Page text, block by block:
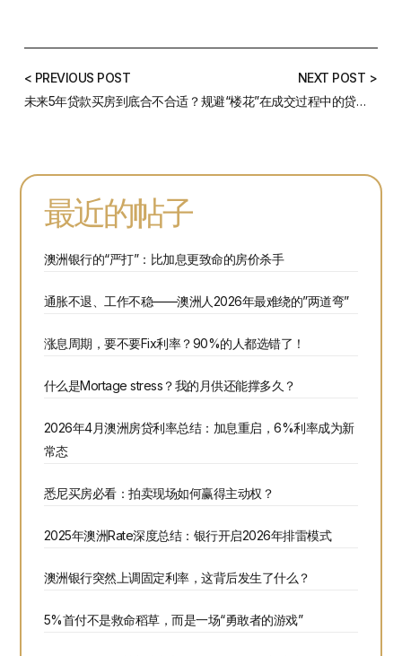
< PREVIOUS POST
未来5年贷款买房到底合不合适？
NEXT POST >
规避“楼花”在成交过程中的贷款风险，请牢记这5点！
最近的帖子
澳洲银行的“严打”：比加息更致命的房价杀手
通胀不退、工作不稳——澳洲人2026年最难绕的”两道弯”
涨息周期，要不要Fix利率？90%的人都选错了！
什么是Mortage stress？我的月供还能撑多久？
2026年4月澳洲房贷利率总结：加息重启，6%利率成为新
常态
悉尼买房必看：拍卖现场如何赢得主动权？
2025年澳洲Rate深度总结：银行开启2026年排雷模式
澳洲银行突然上调固定利率，这背后发生了什么？
5%首付不是救命稻草，而是一场“勇敢者的游戏”